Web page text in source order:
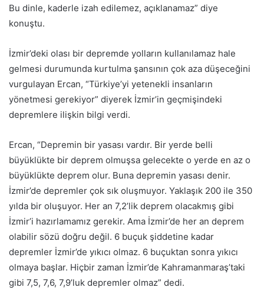
Bu dinle, kaderle izah edilemez, açıklanamaz” diye
konuştu.
İzmir’deki olası bir depremde yolların kullanılamaz hale
gelmesi durumunda kurtulma şansının çok aza düşeceğini
vurgulayan Ercan, “Türkiye’yi yetenekli insanların
yönetmesi gerekiyor” diyerek İzmir’in geçmişindeki
depremlere ilişkin bilgi verdi.
Ercan, “Depremin bir yasası vardır. Bir yerde belli
büyüklükte bir deprem olmuşsa gelecekte o yerde en az o
büyüklükte deprem olur. Buna depremin yasası denir.
İzmir’de depremler çok sık oluşmuyor. Yaklaşık 200 ile 350
yılda bir oluşuyor. Her an 7,2’lik deprem olacakmış gibi
İzmir’i hazırlamamız gerekir. Ama İzmir’de her an deprem
olabilir sözü doğru değil. 6 buçuk şiddetine kadar
depremler İzmir’de yıkıcı olmaz. 6 buçuktan sonra yıkıcı
olmaya başlar. Hiçbir zaman İzmir’de Kahramanmaraş’taki
gibi 7,5, 7,6, 7,9’luk depremler olmaz” dedi.